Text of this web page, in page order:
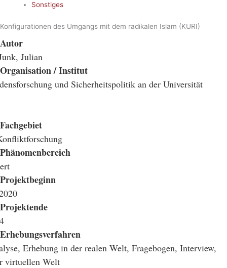
Sonstiges
Konfigurationen des Umgangs mit dem radikalen Islam (KURI)
Autor
Julian
Organisation / Institut
und Sicherheitspolitik an der Universität
Fachgebiet
Phänomenbereich
Projektbeginn
Projektende
Erhebungsverfahren
Erhebung in der realen Welt, Fragebogen, Interview,
virtuellen Welt